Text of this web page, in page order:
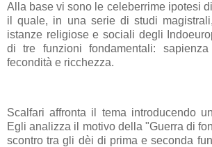
Alla base vi sono le celeberrime ipotesi
il quale, in una serie di studi
istanze religiose e sociali degli
di tre funzioni fondamentali:
fecondità e ricchezza.
Scalfari affronta il tema introducendo
Egli analizza il motivo della "Guerra di
scontro tra gli dèi di prima e seconda